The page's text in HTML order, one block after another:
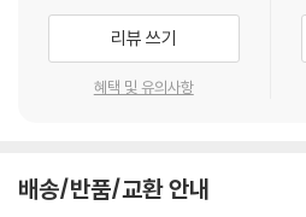
이전 세대의 인프라스트럭처 운영은 넓은
끝나는 아주 단순하고 지루한 것이었다.
영은 복잡도가 높아졌다는 점뿐 아니라
으로 어떤 것 하나를 끄거나 다시 켠다 하
수 있지만, 이런 역할을 맡은 사람의 참여
에서 얻는 지식의 정도가 다를 수도 있다.
즈니스에 미치는 영향과 글로벌 인터넷
동한다고 입증된 인프라스트럭처를 만드
성과 함께 높은 부가가치를 제공할 수 있다.
리뷰 쓰기
혜택 및 유의사항
배송/반품/교환 안내